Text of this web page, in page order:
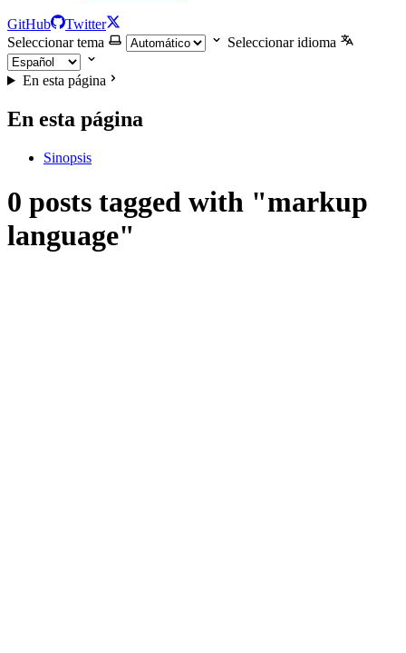
GitHub
Twitter
Seleccionar tema
Seleccionar idioma
En esta página
En esta página
Sinopsis
0 posts tagged with "markup
language"